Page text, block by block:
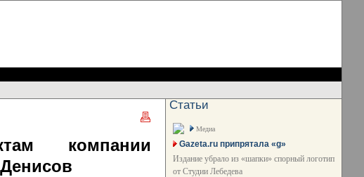
компании
Статьи
Медиа
Gazeta.ru припрятала «g»
Издание убрало из «шапки» спорный логотип
от Студии Лебедева